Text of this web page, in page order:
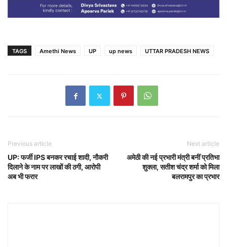
TAGS Amethi News UP up news UTTAR PRADESH NEWS
Previous article
UP: फर्जी IPS बनकर रचाई शादी, नौकरी
दिलाने के नाम पर लाखों की ठगी, आरोपी
अब भी फरार
Next article
अमेठी की नई प्रभारी मंत्री बनीं प्रतिभा
शुक्ला, सतीश चंद्र शर्मा को मिला
बलरामपुर का प्रभार